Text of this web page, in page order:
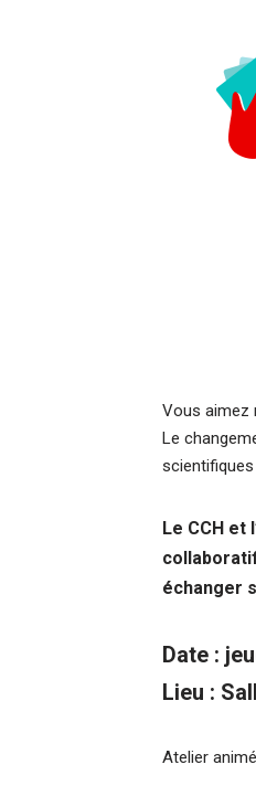
Vous aimez
Le
Le CCH et
échanger
Date :
Lieu :
Atelier